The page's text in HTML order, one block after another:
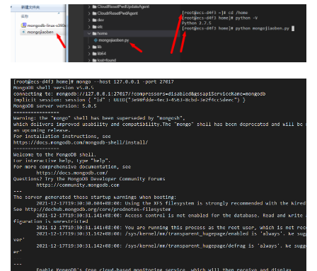
学
我
的
课
程
我
的
认
证
我
的
实
我
的
持
的
技
术
持
我
的
云
建